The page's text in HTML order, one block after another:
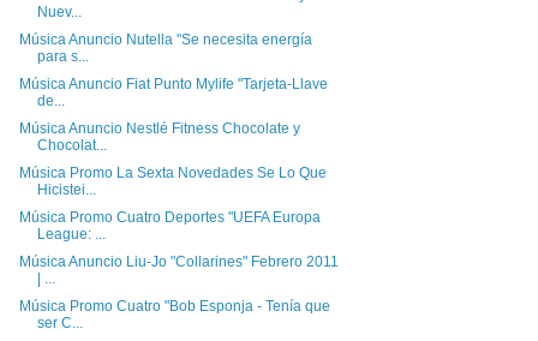
Nuev...
Música Anuncio Nutella "Se necesita energía
para s...
Música Anuncio Fiat Punto Mylife "Tarjeta-Llave
de...
Música Anuncio Nestlé Fitness Chocolate y
Chocolat...
Música Promo La Sexta Novedades Se Lo Que
Hicistei...
Música Promo Cuatro Deportes "UEFA Europa
League: ...
Música Anuncio Liu-Jo "Collarines" Febrero 2011
| ...
Música Promo Cuatro "Bob Esponja - Tenía que
ser C...